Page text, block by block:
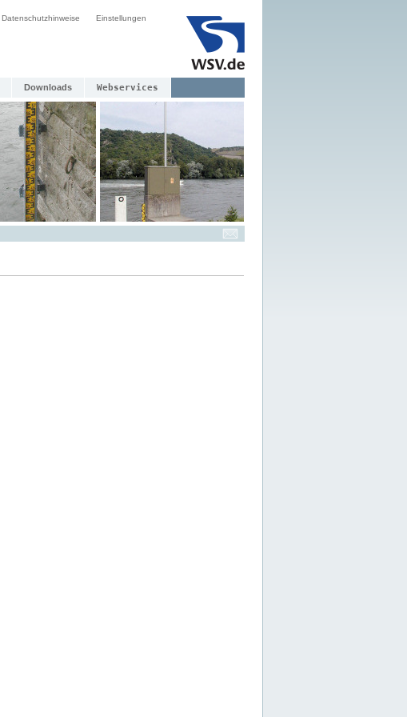
Datenschutzhinweise Einstellungen
Downloads Webservices